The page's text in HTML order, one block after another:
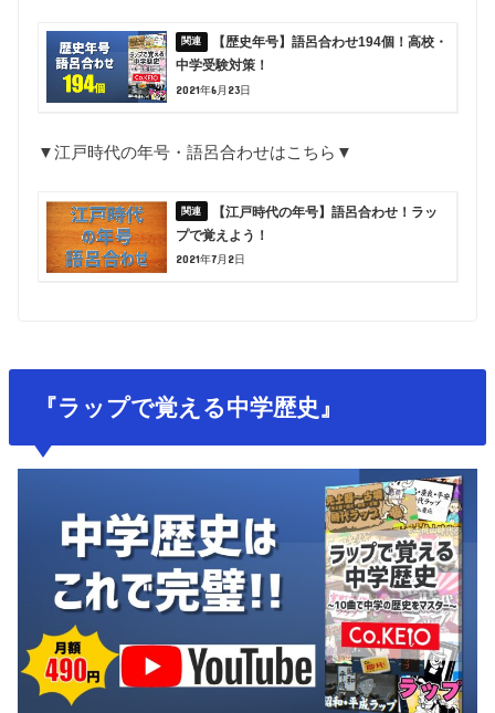
【歴史年号】語呂合わせ194個！高校・
中学受験対策！
2021年6月23日
▼江戸時代の年号・語呂合わせはこちら▼
【江戸時代の年号】語呂合わせ！ラッ
プで覚えよう！
2021年7月2日
『ラップで覚える中学歴史』